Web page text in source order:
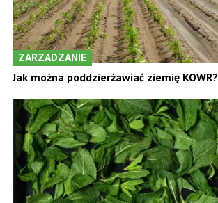
ZARZADZANIE
Jak można poddzierżawiać ziemię KOWR?